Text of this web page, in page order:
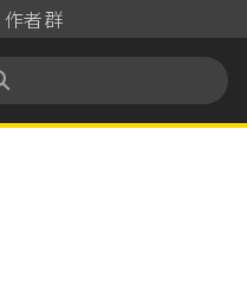
作者群